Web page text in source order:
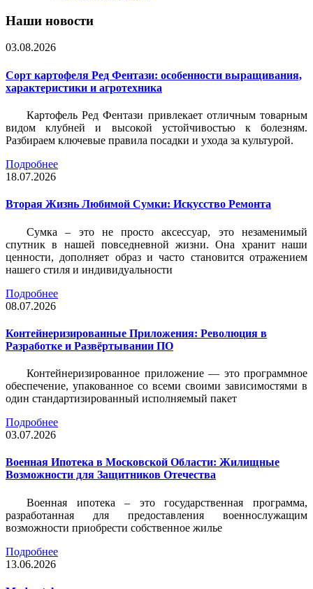
Наши новости
03.08.2026
Сорт картофеля Ред Фентази: особенности выращивания,
характеристики и агротехника
Картофель Ред Фентази привлекает отличным товарным
видом клубней и высокой устойчивостью к болезням.
Разбираем ключевые правила посадки и ухода за культурой.
Подробнее
18.07.2026
Вторая Жизнь Любимой Сумки: Искусство Ремонта
Сумка – это не просто аксессуар, это незаменимый
спутник в нашей повседневной жизни. Она хранит наши
ценности, дополняет образ и часто становится отражением
нашего стиля и индивидуальности
Подробнее
08.07.2026
Контейнеризированные Приложения: Революция в
Разработке и Развёртывании ПО
Контейнеризированное приложение — это программное
обеспечение, упакованное со всеми своими зависимостями в
один стандартизированный исполняемый пакет
Подробнее
03.07.2026
Военная Ипотека в Московской Области: Жилищные
Возможности для Защитников Отечества
Военная ипотека – это государственная программа,
разработанная для предоставления военнослужащим
возможности приобрести собственное жилье
Подробнее
13.06.2026